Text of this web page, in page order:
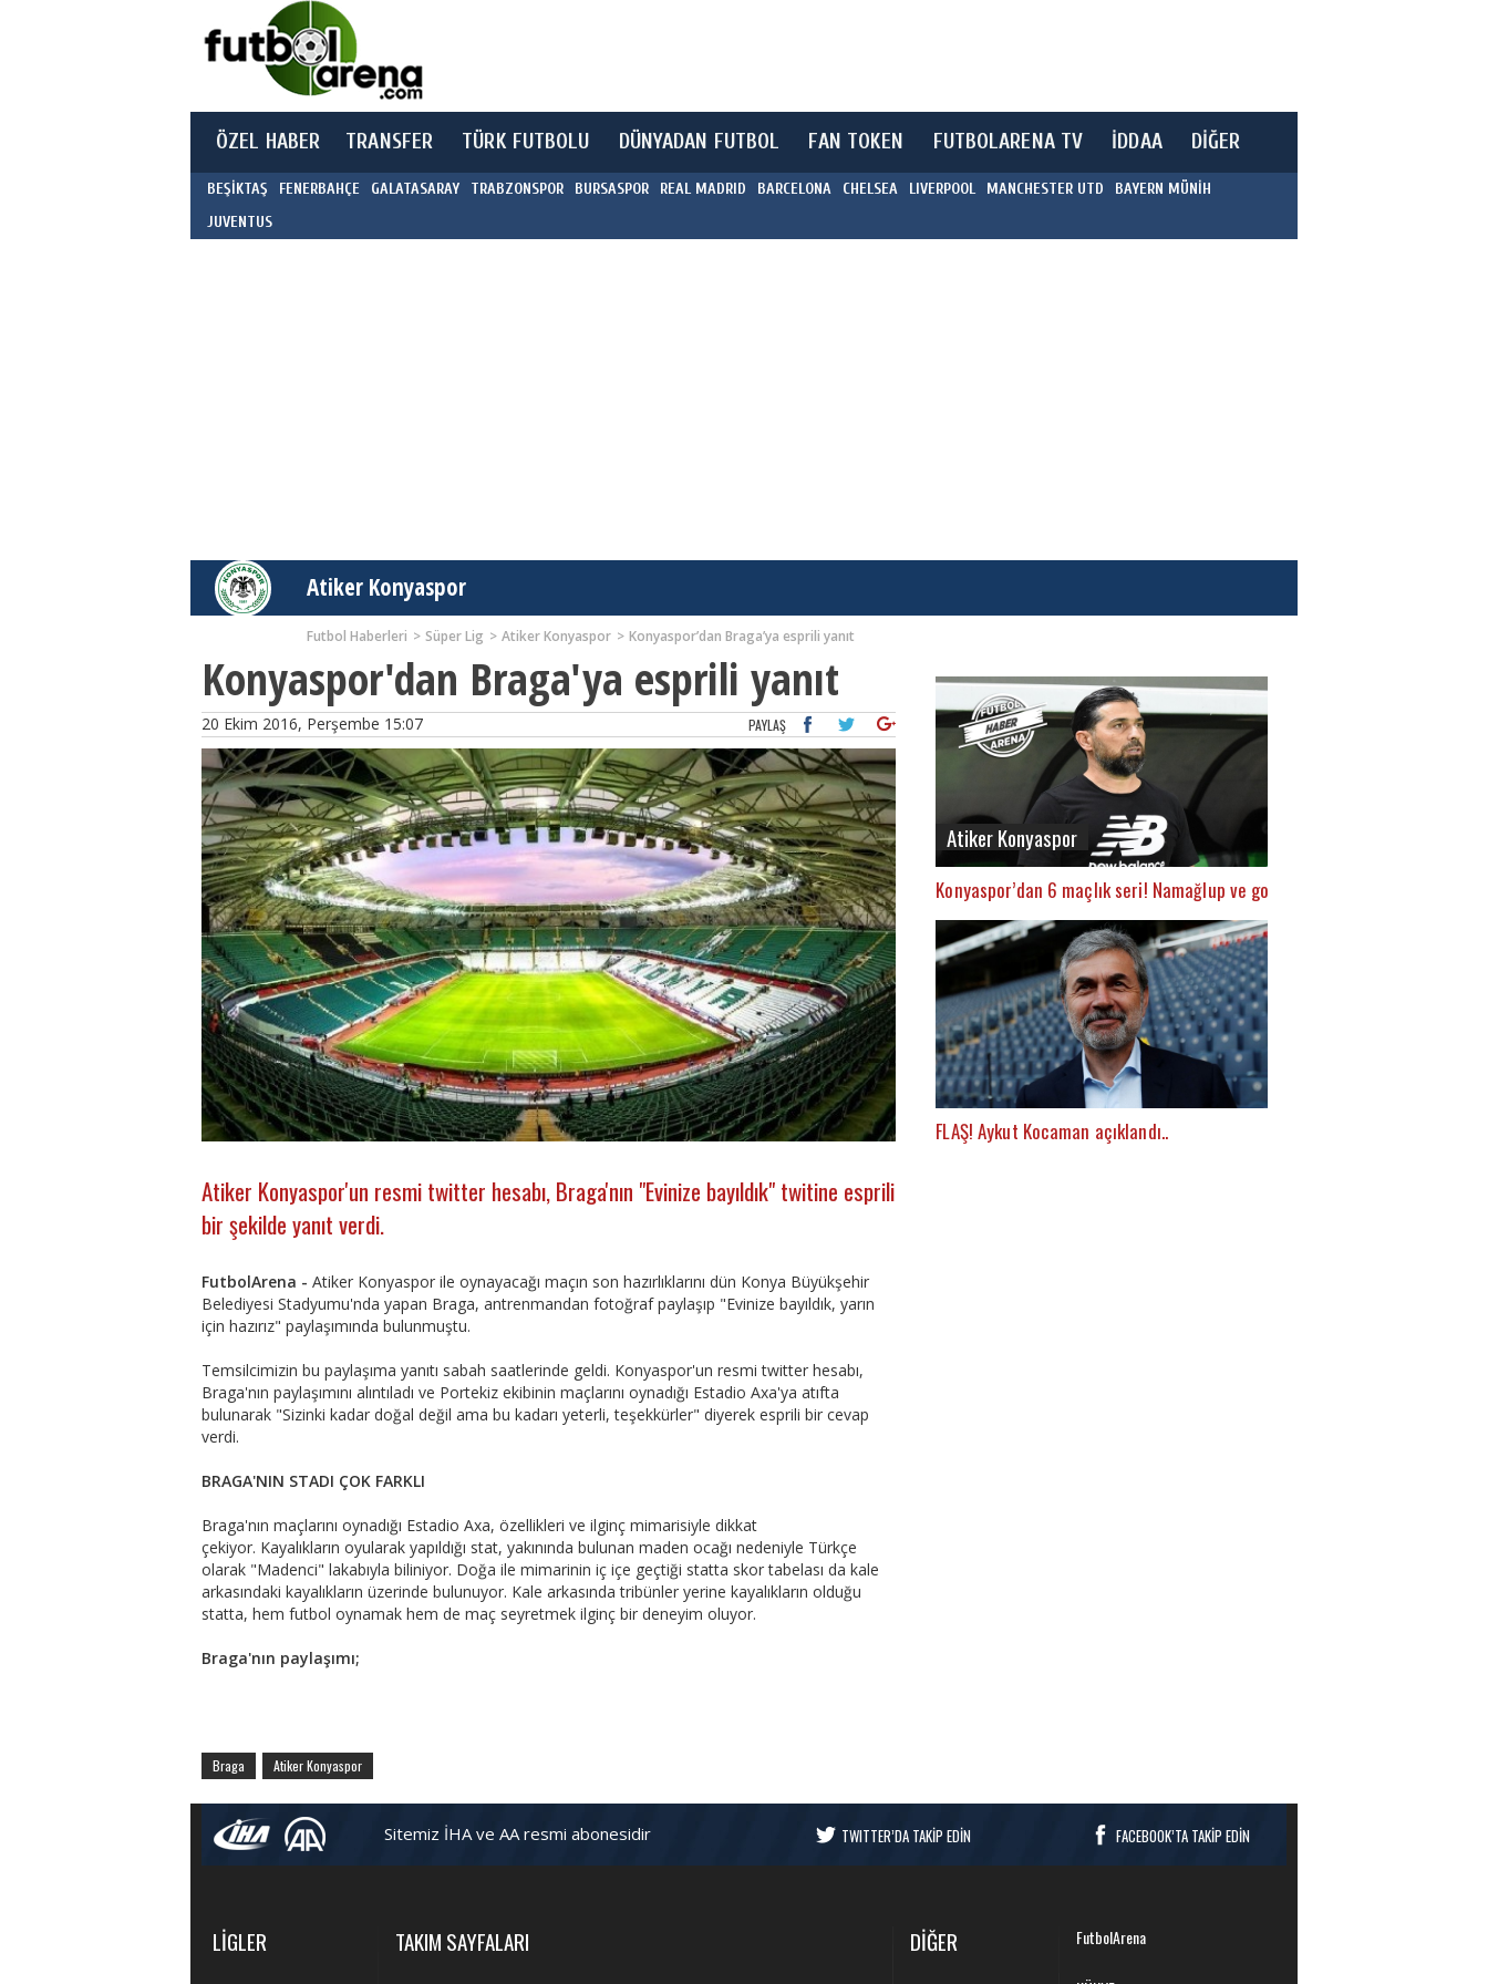
ÖZEL HABER TRANSFER TÜRK FUTBOLU DÜNYADAN FUTBOL FAN TOKEN FUTBOLARENA TV İDDAA DİĞER
BEŞİKTAŞ FENERBAHÇE GALATASARAY TRABZONSPOR BURSASPOR REAL MADRID BARCELONA CHELSEA LIVERPOOL MANCHESTER UTD
BAYERN MÜNİH
JUVENTUS
Atiker Konyaspor
Futbol Haberleri Süper Lig Atiker Konyaspor Konyaspor’dan Braga’ya esprili yanıt
Konyaspor'dan Braga'ya esprili yanıt
20 Ekim 2016, Perşembe 15:07 PAYLAŞ
Atiker Konyaspor'un resmi twitter hesabı, Braga'nın "Evinize bayıldık" twitine esprili
bir şekilde yanıt verdi.
FutbolArena - Atiker Konyaspor ile oynayacağı maçın son hazırlıklarını dün Konya Büyükşehir
Belediyesi Stadyumu'nda yapan Braga, antrenmandan fotoğraf paylaşıp "Evinize bayıldık, yarın
için hazırız" paylaşımında bulunmuştu.
Temsilcimizin bu paylaşıma yanıtı sabah saatlerinde geldi. Konyaspor'un resmi twitter hesabı,
Braga'nın paylaşımını alıntıladı ve Portekiz ekibinin maçlarını oynadığı Estadio Axa'ya atıfta
bulunarak "Sizinki kadar doğal değil ama bu kadarı yeterli, teşekkürler" diyerek esprili bir cevap
verdi.
BRAGA'NIN STADI ÇOK FARKLI
Braga'nın maçlarını oynadığı Estadio Axa, özellikleri ve ilginç mimarisiyle dikkat
çekiyor. Kayalıkların oyularak yapıldığı stat, yakınında bulunan maden ocağı nedeniyle Türkçe
olarak "Madenci" lakabıyla biliniyor. Doğa ile mimarinin iç içe geçtiği statta skor tabelası da kale
arkasındaki kayalıkların üzerinde bulunuyor. Kale arkasında tribünler yerine kayalıkların olduğu
statta, hem futbol oynamak hem de maç seyretmek ilginç bir deneyim oluyor.
Braga'nın paylaşımı;
Braga Atiker Konyaspor
Atiker Konyaspor
Konyaspor’dan 6 maçlık seri! Namağlup ve gol yemediler
FLAŞ! Aykut Kocaman açıklandı..
Sitemiz İHA ve AA resmi abonesidir TWITTER’DA TAKİP EDİN FACEBOOK’TA TAKİP EDİN
LİGLER TAKIM SAYFALARI DİĞER FutbolArena